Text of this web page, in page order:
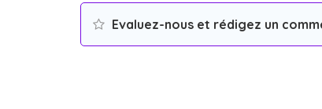
Evaluez-nous et rédigez un